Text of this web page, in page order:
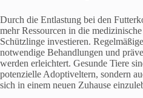
Durch die Entlastung bei den
mehr Ressourcen in die
Schützlinge investieren.
notwendige Behandlungen und
werden erleichtert. Gesunde Tiere
potenzielle Adoptiveltern, sondern
sich in einem neuen Zuhause